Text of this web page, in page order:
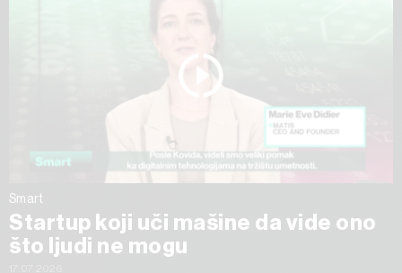
Smart
Startup koji uči mašine da vide ono
što ljudi ne mogu